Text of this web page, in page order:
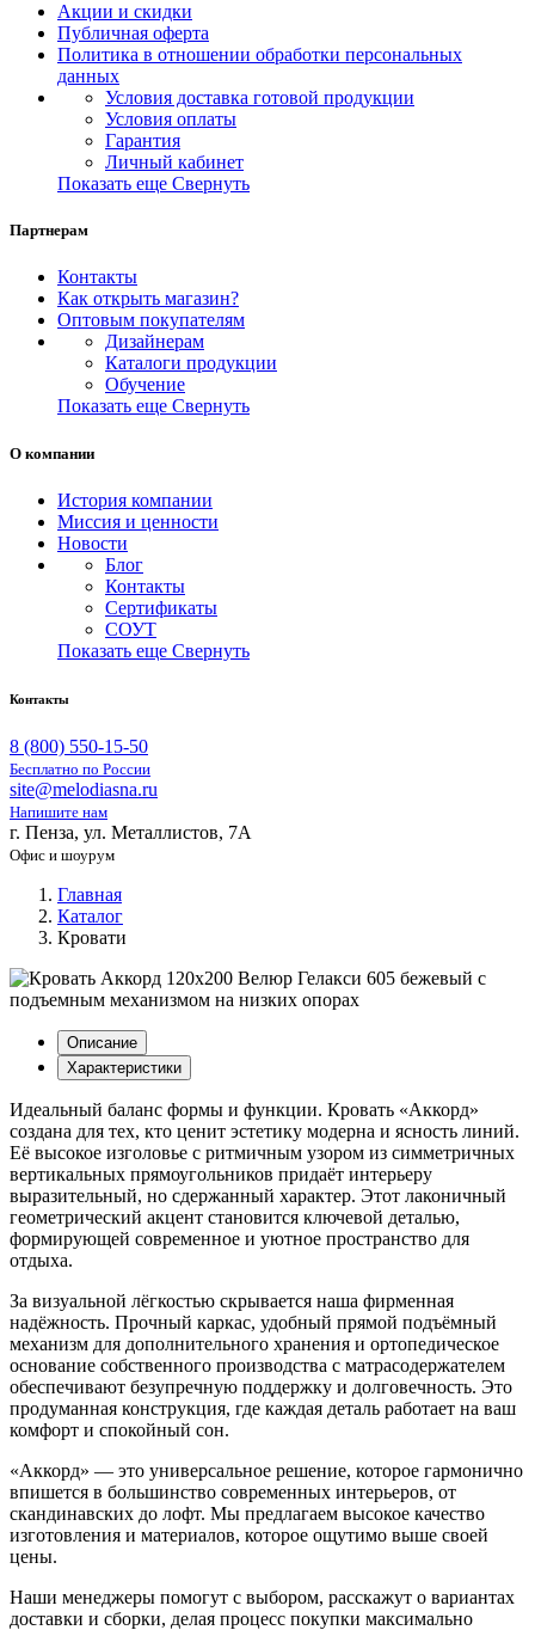
Акции и скидки
Публичная оферта
Политика в отношении обработки персональных
данных
Условия доставка готовой продукции
Условия оплаты
Гарантия
Личный кабинет
Показать еще Свернуть
Партнерам
Контакты
Как открыть магазин?
Оптовым покупателям
Дизайнерам
Каталоги продукции
Обучение
Показать еще Свернуть
О компании
История компании
Миссия и ценности
Новости
Блог
Контакты
Сертификаты
СОУТ
Показать еще Свернуть
Контакты
8 (800) 550-15-50
Бесплатно по России
site@melodiasna.ru
Напишите нам
г. Пенза, ул. Металлистов, 7А
Офис и шоурум
Главная
Каталог
Кровати
Описание
Характеристики
Идеальный баланс формы и функции. Кровать «Аккорд»
создана для тех, кто ценит эстетику модерна и ясность линий.
Её высокое изголовье с ритмичным узором из симметричных
вертикальных прямоугольников придаёт интерьеру
выразительный, но сдержанный характер. Этот лаконичный
геометрический акцент становится ключевой деталью,
формирующей современное и уютное пространство для
отдыха.
За визуальной лёгкостью скрывается наша фирменная
надёжность. Прочный каркас, удобный прямой подъёмный
механизм для дополнительного хранения и ортопедическое
основание собственного производства с матрасодержателем
обеспечивают безупречную поддержку и долговечность. Это
продуманная конструкция, где каждая деталь работает на ваш
комфорт и спокойный сон.
«Аккорд» — это универсальное решение, которое гармонично
впишется в большинство современных интерьеров, от
скандинавских до лофт. Мы предлагаем высокое качество
изготовления и материалов, которое ощутимо выше своей
цены.
Наши менеджеры помогут с выбором, расскажут о вариантах
доставки и сборки, делая процесс покупки максимально